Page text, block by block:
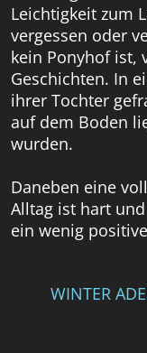
Leichtigkeit zum
vergessen oder
kein Ponyhof ist,
Geschichten. In
ihrer Tochter
auf dem Boden
wurden.
Daneben eine
Alltag ist hart
ein wenig
WINTER